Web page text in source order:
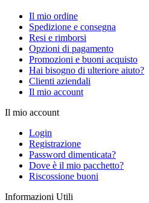
Il mio ordine
Spedizione e consegna
Resi e rimborsi
Opzioni di pagamento
Promozioni e buoni acquisto
Hai bisogno di ulteriore aiuto?
Clienti aziendali
Il mio account
Il mio account
Login
Registrazione
Password dimenticata?
Dove è il mio pacchetto?
Riscossione buoni
Informazioni Utili